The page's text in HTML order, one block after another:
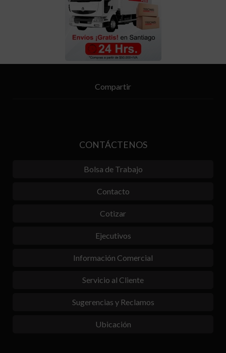
Compartir
CONTÁCTENOS
Bolsa de Trabajo
Contacto
Cotizar
Ejecutivos
Información Comercial
Servicio al Cliente
Sugerencias y Reclamos
Ubicación